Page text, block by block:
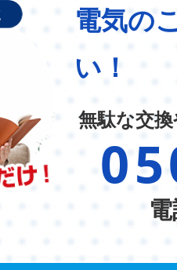
電気の
い！
無駄な交